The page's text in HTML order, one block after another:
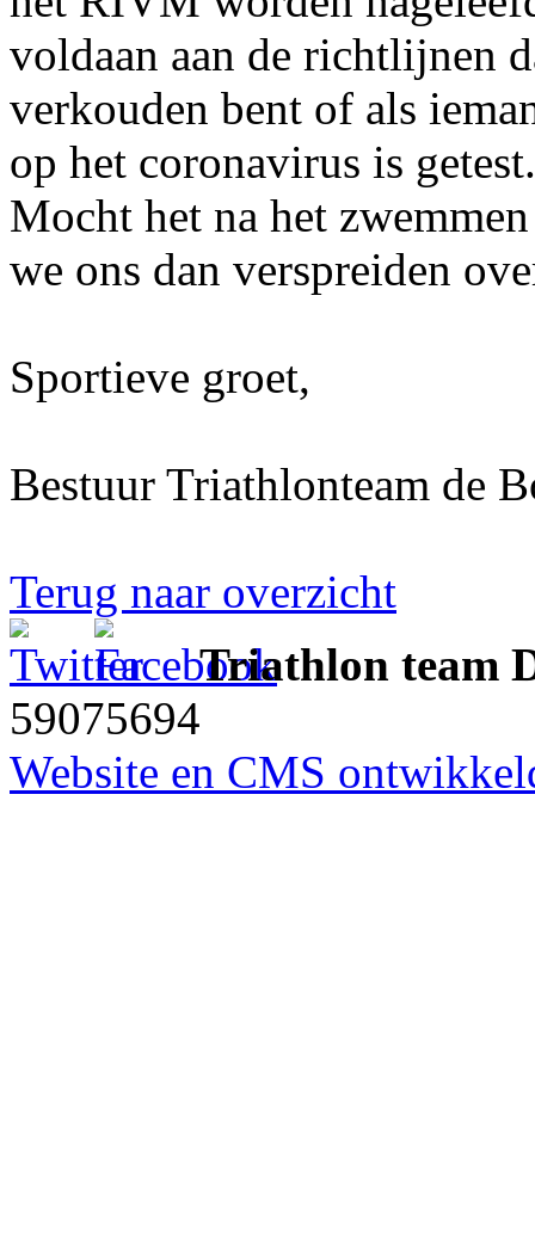
voldaan aan de richtlijnen
verkouden bent of als
op het coronavirus is getest.
Mocht het na het
we ons dan verspreiden
Sportieve groet,
Bestuur Triathlonteam de
Terug naar overzicht
Triathlon team
59075694
Website en CMS